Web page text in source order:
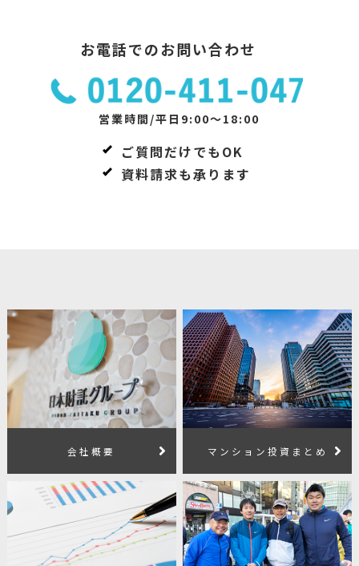
お電話でのお問い合わせ
営業時間/平日9:00～18:00
ご質問だけでもOK
資料請求も承ります
会社概要 マンション投資まとめ